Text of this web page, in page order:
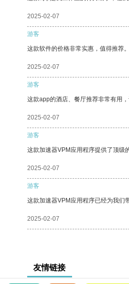
2025-02-07
游客
这款软件的价格非常实惠，值得推荐。
2025-02-07
游客
这款app的酒店、餐厅推荐非常有用
2025-02-07
游客
这款加速器VPM应用程序提供了顶级
2025-02-07
游客
这款加速器VPM应用程序已经为我们
2025-02-07
友情链接